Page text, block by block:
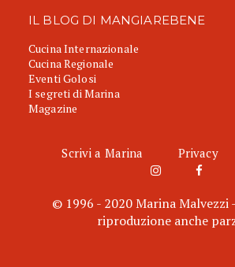
IL BLOG DI MANGIAREBENE
Cucina Internazionale
Cucina Regionale
Eventi Golosi
I segreti di Marina
Magazine
Scrivi a Marina Privacy
© 1996 - 2020 Marina Malvezzi
riproduzione anche